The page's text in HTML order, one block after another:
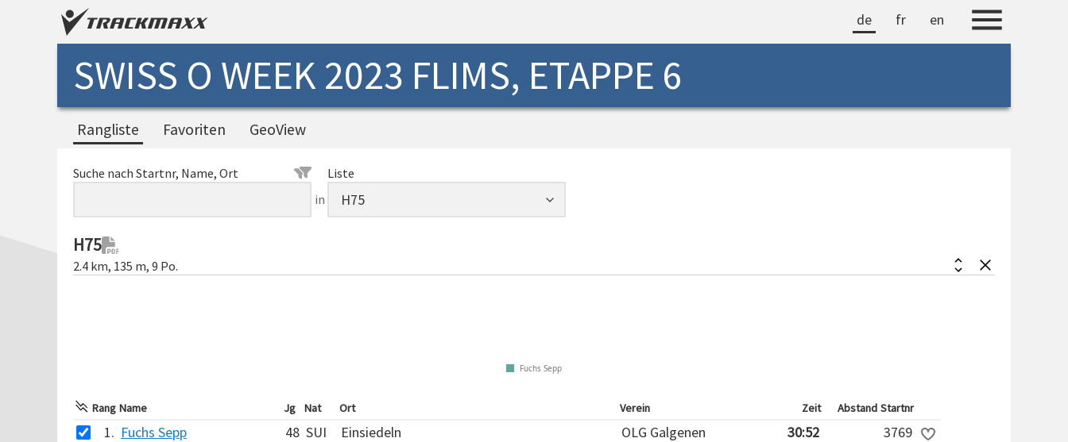
de fr en
SWISS O WEEK 2023 FLIMS, ETAPPE 6
Rangliste Favoriten GeoView
Suche nach Startnr, Name, Ort
in
Liste
H75
2.4 km, 135 m, 9 Po.
Fuchs Sepp
Rang Name Jg Nat Ort Verein Zeit Abstand Startnr
1. Fuchs Sepp 48 SUI Einsiedeln OLG Galgenen 30:52
3769